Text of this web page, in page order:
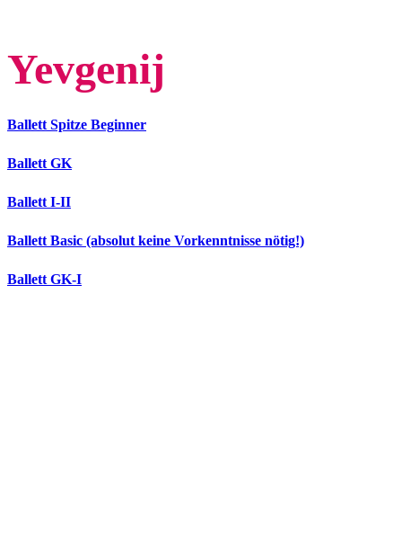
Yevgenij
Ballett Spitze Beginner
Ballett GK
Ballett I-II
Ballett Basic (absolut keine Vorkenntnisse nötig!)
Ballett GK-I